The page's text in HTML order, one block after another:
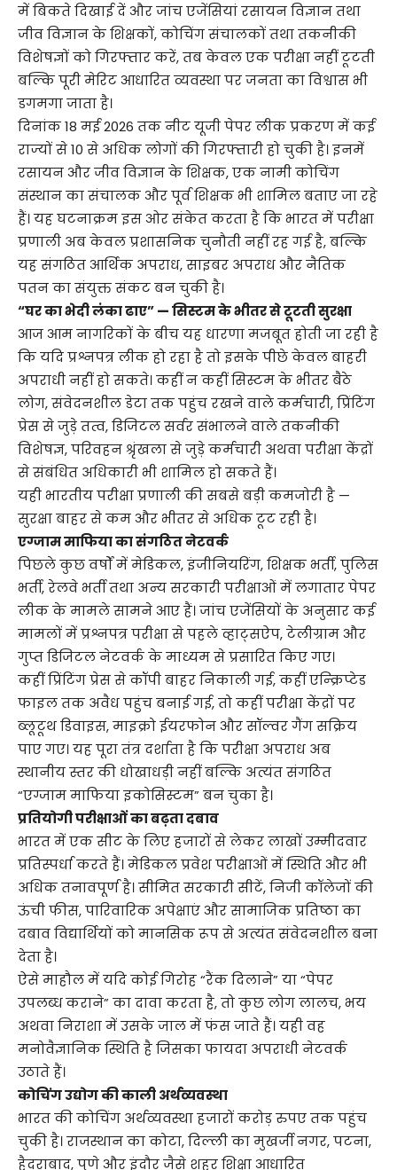
में बिकते दिखाई दें और जांच एजेंसियां रसायन विज्ञान तथा
जीव विज्ञान के शिक्षकों, कोचिंग संचालकों तथा तकनीकी
विशेषज्ञों को गिरफ्तार करें, तब केवल एक परीक्षा नहीं टूटती
बल्कि पूरी मेरिट आधारित व्यवस्था पर जनता का विश्वास भी
डगमगा जाता है।
दिनांक 18 मई 2026 तक नीट यूजी पेपर लीक प्रकरण में कई
राज्यों से 10 से अधिक लोगों की गिरफ्तारी हो चुकी है। इनमें
रसायन और जीव विज्ञान के शिक्षक, एक नामी कोचिंग
संस्थान का संचालक और पूर्व शिक्षक भी शामिल बताए जा रहे
हैं। यह घटनाक्रम इस ओर संकेत करता है कि भारत में परीक्षा
प्रणाली अब केवल प्रशासनिक चुनौती नहीं रह गई है, बल्कि
यह संगठित आर्थिक अपराध, साइबर अपराध और नैतिक
पतन का संयुक्त संकट बन चुकी है।
“घर का भेदी लंका ढाए” — सिस्टम के भीतर से टूटती सुरक्षा
आज आम नागरिकों के बीच यह धारणा मजबूत होती जा रही है
कि यदि प्रश्नपत्र लीक हो रहा है तो इसके पीछे केवल बाहरी
अपराधी नहीं हो सकते। कहीं न कहीं सिस्टम के भीतर बैठे
लोग, संवेदनशील डेटा तक पहुंच रखने वाले कर्मचारी, प्रिंटिंग
प्रेस से जुड़े तत्व, डिजिटल सर्वर संभालने वाले तकनीकी
विशेषज्ञ, परिवहन श्रृंखला से जुड़े कर्मचारी अथवा परीक्षा केंद्रों
से संबंधित अधिकारी भी शामिल हो सकते हैं।
यही भारतीय परीक्षा प्रणाली की सबसे बड़ी कमजोरी है —
सुरक्षा बाहर से कम और भीतर से अधिक टूट रही है।
एग्जाम माफिया का संगठित नेटवर्क
पिछले कुछ वर्षों में मेडिकल, इंजीनियरिंग, शिक्षक भर्ती, पुलिस
भर्ती, रेलवे भर्ती तथा अन्य सरकारी परीक्षाओं में लगातार पेपर
लीक के मामले सामने आए हैं। जांच एजेंसियों के अनुसार कई
मामलों में प्रश्नपत्र परीक्षा से पहले व्हाट्सऐप, टेलीग्राम और
गुप्त डिजिटल नेटवर्क के माध्यम से प्रसारित किए गए।
कहीं प्रिंटिंग प्रेस से कॉपी बाहर निकाली गई, कहीं एन्क्रिप्टेड
फाइल तक अवैध पहुंच बनाई गई, तो कहीं परीक्षा केंद्रों पर
ब्लूटूथ डिवाइस, माइक्रो ईयरफोन और सॉल्वर गैंग सक्रिय
पाए गए। यह पूरा तंत्र दर्शाता है कि परीक्षा अपराध अब
स्थानीय स्तर की धोखाधड़ी नहीं बल्कि अत्यंत संगठित
“एग्जाम माफिया इकोसिस्टम” बन चुका है।
प्रतियोगी परीक्षाओं का बढ़ता दबाव
भारत में एक सीट के लिए हजारों से लेकर लाखों उम्मीदवार
प्रतिस्पर्धा करते हैं। मेडिकल प्रवेश परीक्षाओं में स्थिति और भी
अधिक तनावपूर्ण है। सीमित सरकारी सीटें, निजी कॉलेजों की
ऊंची फीस, पारिवारिक अपेक्षाएं और सामाजिक प्रतिष्ठा का
दबाव विद्यार्थियों को मानसिक रूप से अत्यंत संवेदनशील बना
देता है।
ऐसे माहौल में यदि कोई गिरोह “रैंक दिलाने” या “पेपर
उपलब्ध कराने” का दावा करता है, तो कुछ लोग लालच, भय
अथवा निराशा में उसके जाल में फंस जाते हैं। यही वह
मनोवैज्ञानिक स्थिति है जिसका फायदा अपराधी नेटवर्क
उठाते हैं।
कोचिंग उद्योग की काली अर्थव्यवस्था
भारत की कोचिंग अर्थव्यवस्था हजारों करोड़ रुपए तक पहुंच
चुकी है। राजस्थान का कोटा, दिल्ली का मुखर्जी नगर, पटना,
हैदराबाद, पुणे और इंदौर जैसे शहर शिक्षा आधारित